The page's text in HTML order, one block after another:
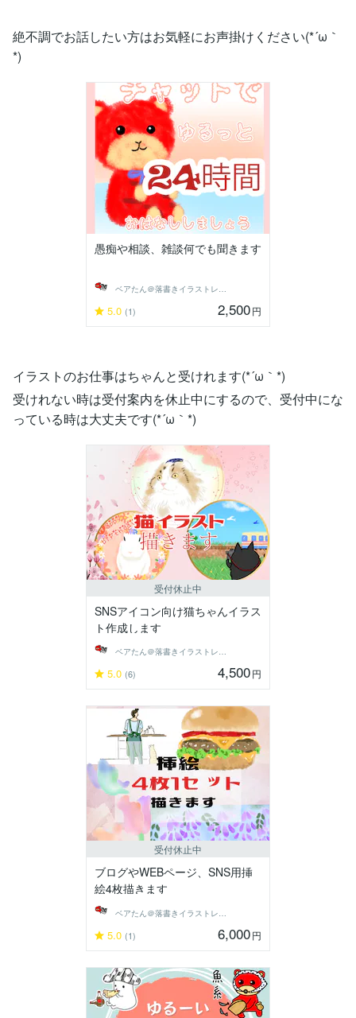
絶不調でお話したい方はお気軽にお声掛けください(*´ω｀
*)
愚痴や相談、雑談何でも聞きます
ベアたん＠落書きイラストレーター
5.0 (1) 2,500円
イラストのお仕事はちゃんと受けれます(*´ω｀*)
受けれない時は受付案内を休止中にするので、受付中にな
っている時は大丈夫です(*´ω｀*)
受付休止中
SNSアイコン向け猫ちゃんイラス
ト作成します
ベアたん＠落書きイラストレーター
5.0 (6) 4,500円
受付休止中
ブログやWEBページ、SNS用挿
絵4枚描きます
5.0 (1) 6,000円